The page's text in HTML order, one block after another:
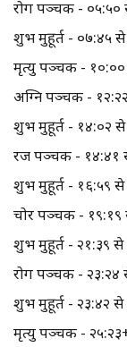
रोग पञ्चक - ०५:५०
शुभ मुहूर्त - ०७:४५
मृत्यु पञ्चक - १०:००
अग्नि पञ्चक -
शुभ मुहूर्त - १४:०२
रज पञ्चक - १४:४१
शुभ मुहूर्त - १६:५९ से
चोर पञ्चक - १९:१९
शुभ मुहूर्त - २१:३९ से
रोग पञ्चक - २३:२४
शुभ मुहूर्त - २३:४२ से
मृत्यु पञ्चक -